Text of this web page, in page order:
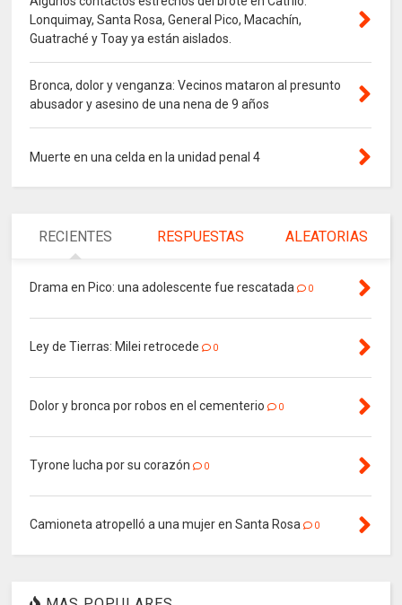
Lonquimay, Santa Rosa, General Pico, Macachín,
Guatraché y Toay ya están aislados.
Bronca, dolor y venganza: Vecinos mataron al presunto
abusador y asesino de una nena de 9 años
Muerte en una celda en la unidad penal 4
RECIENTES RESPUESTAS ALEATORIAS
Drama en Pico: una adolescente fue rescatada 0
Ley de Tierras: Milei retrocede 0
Dolor y bronca por robos en el cementerio 0
Tyrone lucha por su corazón 0
Camioneta atropelló a una mujer en Santa Rosa 0